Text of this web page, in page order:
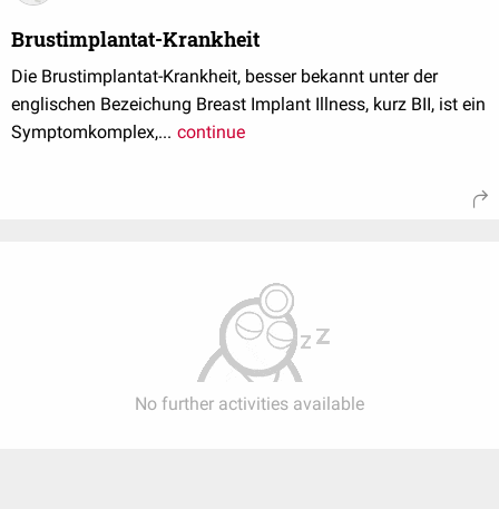
Brustimplantat-Krankheit
Die Brustimplantat-Krankheit, besser bekannt unter der
englischen Bezeichung Breast Implant Illness, kurz BII, ist ein
Symptomkomplex,... continue
No further activities available